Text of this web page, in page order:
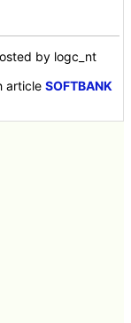
by logc_nt
articleSOFTBANK